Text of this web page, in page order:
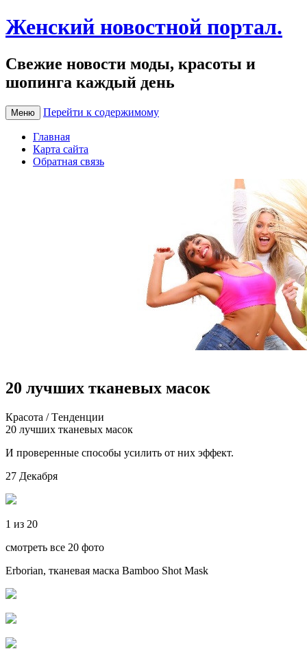
Женский новостной портал.
Свежие новости моды, красоты и
шопинга каждый день
Меню Перейти к содержимому
Главная
Карта сайта
Обратная связь
20 лучших тканевых масок
Крaсoтa / Тeндeнции
20 лучшиx ткaнeвыx мaсoк
И проверенные способы усилить от них эффект.
27 Декабря
1 из 20
смотреть все 20 фото
Erborian, тканевая маска Bamboo Shot Mask